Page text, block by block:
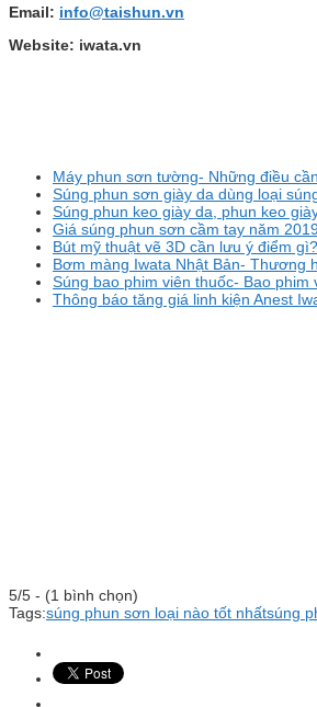
Email: info@taishun.vn
Website: iwata.vn
Máy phun sơn tường- Những điều
Súng phun sơn giày da dùng loại
Súng phun keo giày da, phun keo
Giá súng phun sơn cầm tay năm
Bút mỹ thuật vẽ 3D cần lưu ý điểm
Bơm màng Iwata Nhật Bản- Thương
Súng bao phim viên thuốc- Bao phim
Thông báo tăng giá linh kiện Anest
5/5 - (1 bình chọn)
Tags:súng phun sơn loại nào tốt nhấtsúng